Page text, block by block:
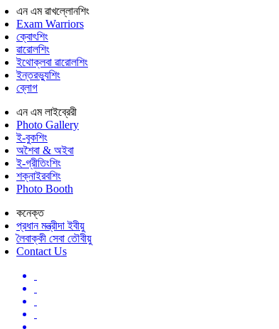
এন এম ৱাখল্লোনশিং
Exam Warriors
ক্বোৎশিং
ৱারোলশিং
ইথোক্লবা ৱারোলশিং
ইন্তরভ্যুশিং
ব্লোগ
এন এম লাইব্রেরী
Photo Gallery
ই-বুকশিং
অশৈবা & অইবা
ই-গ্রীতিংশিং
শক্নাইরবশিং
Photo Booth
কনেক্ত
প্রধান মন্ত্রীদা ইবীয়ু
লৈবাক্কী সেবা তৌবীয়ু
Contact Us